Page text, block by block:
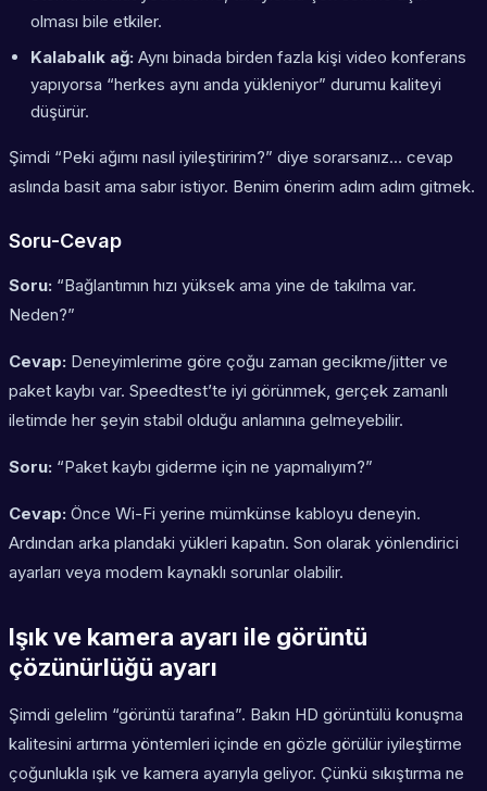
olması bile etkiler.
Kalabalık ağ: Aynı binada birden fazla kişi video konferans
yapıyorsa “herkes aynı anda yükleniyor” durumu kaliteyi
düşürür.
Şimdi “Peki ağımı nasıl iyileştiririm?” diye sorarsanız… cevap
aslında basit ama sabır istiyor. Benim önerim adım adım gitmek.
Soru-Cevap
Soru: “Bağlantımın hızı yüksek ama yine de takılma var.
Neden?”
Cevap: Deneyimlerime göre çoğu zaman gecikme/jitter ve
paket kaybı var. Speedtest’te iyi görünmek, gerçek zamanlı
iletimde her şeyin stabil olduğu anlamına gelmeyebilir.
Soru: “Paket kaybı giderme için ne yapmalıyım?”
Cevap: Önce Wi-Fi yerine mümkünse kabloyu deneyin.
Ardından arka plandaki yükleri kapatın. Son olarak yönlendirici
ayarları veya modem kaynaklı sorunlar olabilir.
Işık ve kamera ayarı ile görüntü
çözünürlüğü ayarı
Şimdi gelelim “görüntü tarafına”. Bakın HD görüntülü konuşma
kalitesini artırma yöntemleri içinde en gözle görülür iyileştirme
çoğunlukla ışık ve kamera ayarıyla geliyor. Çünkü sıkıştırma ne